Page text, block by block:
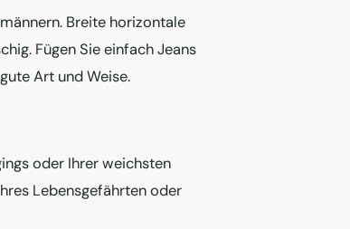
Breite horizontale
Fügen Sie einfach Jeans
Art und Weise.
oder Ihrer weichsten
Lebensgefährten oder